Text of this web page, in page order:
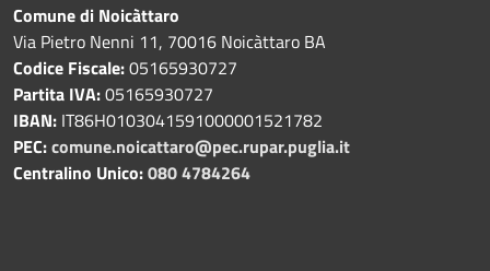
Comune di Noicàttaro
Via Pietro Nenni 11, 70016 Noicàttaro BA
Codice Fiscale:05165930727
Partita IVA:05165930727
IBAN: IT86H0103041591000001521782
PEC:comune.noicattaro@pec.rupar.puglia.it
Centralino Unico:080 4784264